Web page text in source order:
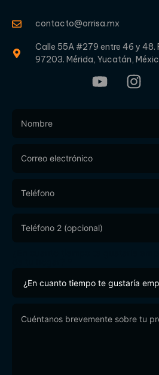
contacto@orrisa.mx
Calle 55A #279 entre 46 y 48.
97203. Mérida, Yucatán,
Form